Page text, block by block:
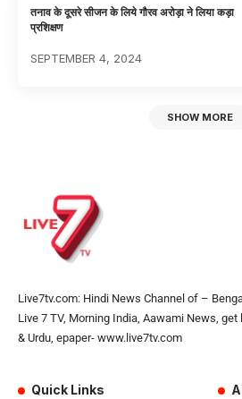
तनाव के दूसरे सीजन के लिये गौरव अरोड़ा ने लिया कड़ा
प्रशिक्षण
SEPTEMBER 4, 2024
SHOW MORE
Live7tv.com: Hindi News Channel of –
Live 7 TV, Morning India, Aawami News,
& Urdu, epaper- www.live7tv.com
Quick Links